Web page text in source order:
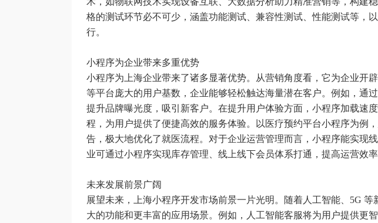
格的测试环节必不可少，涵盖功能测试、兼容性测试、性能测试等，
行。
小程序为企业带来多重优势
小程序为上海企业带来了诸多显著优势。从营销角度看，它为企业开
等平台庞大的用户基数，企业能够轻松触达海量潜在客户。例如，通
提升品牌曝光度，吸引新客户。在提升用户体验方面，小程序加载速
程，为用户提供了便捷高效的服务体验。以医疗预约平台小程序为例
告，极大地优化了就医流程。对于企业运营管理而言，小程序能实现
业可通过小程序实现库存管理、线上线下会员体系打通，提高运营效率
未来发展前景广阔
展望未来，上海小程序开发市场前景一片光明。随着人工智能、5G
大的功能和更丰富的应用场景。例如，人工智能客服将为用户提供更